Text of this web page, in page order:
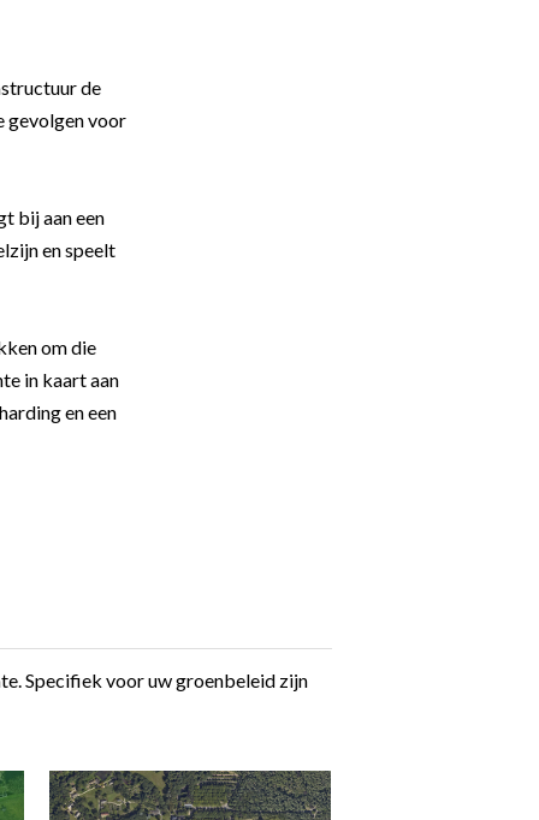
de
gevolgen voor
bij aan een
en speelt
om die
in kaart aan
en een
Specifiek voor uw groenbeleid zijn